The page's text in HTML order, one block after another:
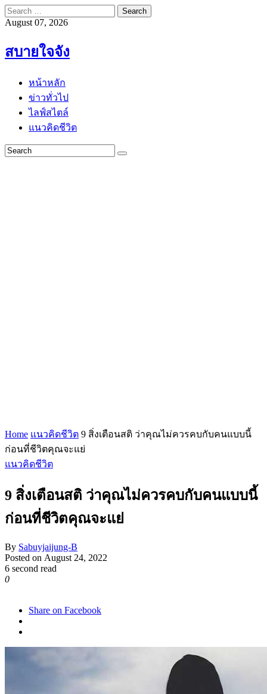
Search
for:
August 07, 2026
สบายใจจัง
หน้าหลัก
ข่าวทั่วไป
ไลฟ์สไตล์
แนวคิดชีวิต
Home แนวคิดชีวิต 9 สิ่งเตือนสติ ว่าคุณไม่ควรคบกับคนแบบนี้
ก่อนที่ชีวิตคุณจะแย่
แนวคิดชีวิต
9 สิ่งเตือนสติ ว่าคุณไม่ควรคบกับคนแบบนี้
ก่อนที่ชีวิตคุณจะแย่
By Sabuyjaijung-B
Posted on August 24, 2022
6 second read
0
Share on Facebook